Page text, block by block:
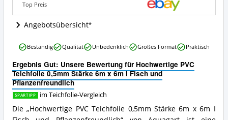
6m
Fisch
Pflanzenfreundlich
Wo
ist
diese
Teichfolie
erhältlich?
Top Preis
Angebotsübersicht
Ergebnis Gut: Unsere Bewertung für Hochwertige PVC
Teichfolie 0,5mm Stärke 6m x 6m I Fisch und
Pflanzenfreundlich
SPARTIPP im Teichfolie-Vergleich
Die „Hochwertige PVC Teichfolie 0,5mm Stärke 6m x 6m I
Hochwertige
PVC
Teichfolie
0,5mm
Stärke
6m
x
6m
Beständig Qualität Unbedenklich Großes Format Praktisch